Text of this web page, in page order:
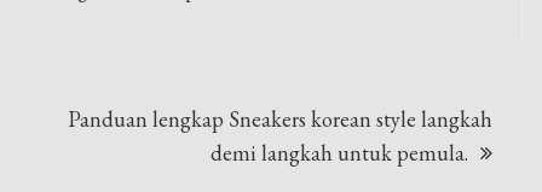
Panduan lengkap Sneakers korean style langkah
demi langkah untuk pemula.